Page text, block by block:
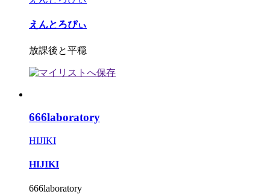
えんとろぴぃ
放課後と平穏
666laboratory
HIJIKI
HIJIKI
666laboratory